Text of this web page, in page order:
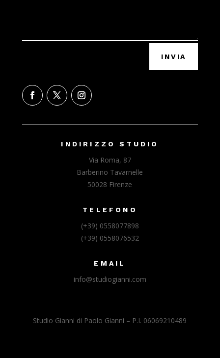
INVIA
INDIRIZZO STUDIO
Via Roma, 87
Barberino Tavarnelle
50028 Firenze
TELEFONO
(+39) 0558077898
(+39) 0558076532
EMAIL
info@studiogianni.com
Studio Gianni di Paolo Gianni – P.I. 06069210489